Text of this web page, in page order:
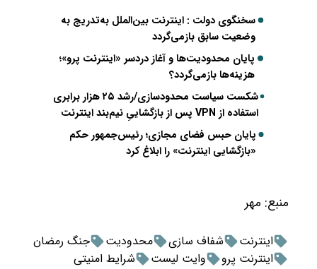
سخنگوی دولت : اینترنت بین‌الملل به‌تدریج به
وضعیت سابق بازمی‌گردد
پایان محدودیت‌ها و آغاز دردسر «اینترنت پرو»؛
هزینه‌ها بازمی‌گردد؟
شکست سیاست محدودسازی/رشد ۲۵ هزار برابری
استفاده از VPN پس از بازگشاییِ نیم‌بند اینترنت
پایان حبس فضای مجازی؛ رئیس‌جمهور حکم
«بازگشایی اینترنت» را ابلاغ کرد
منبع: مهر
اینترنت شفاف سازی محدودیت
جنگ رمضان
اینترنت پرو
وایت لیست شرایط امنیتی